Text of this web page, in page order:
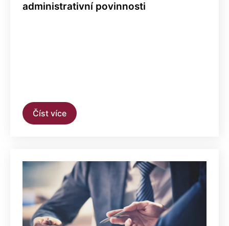
administrativní povinnosti
Číst více